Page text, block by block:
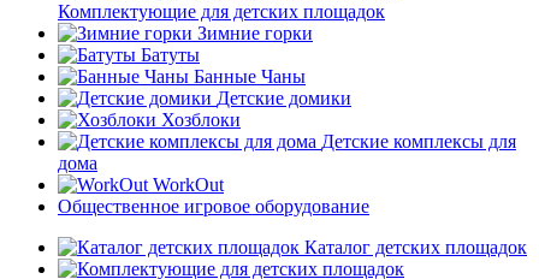
Комплектующие для детских площадок
Зимние горки
Батуты
Банные Чаны
Детские домики
Хозблоки
Детские комплексы для
дома
WorkOut
Общественное игровое оборудование
Каталог детских площадок